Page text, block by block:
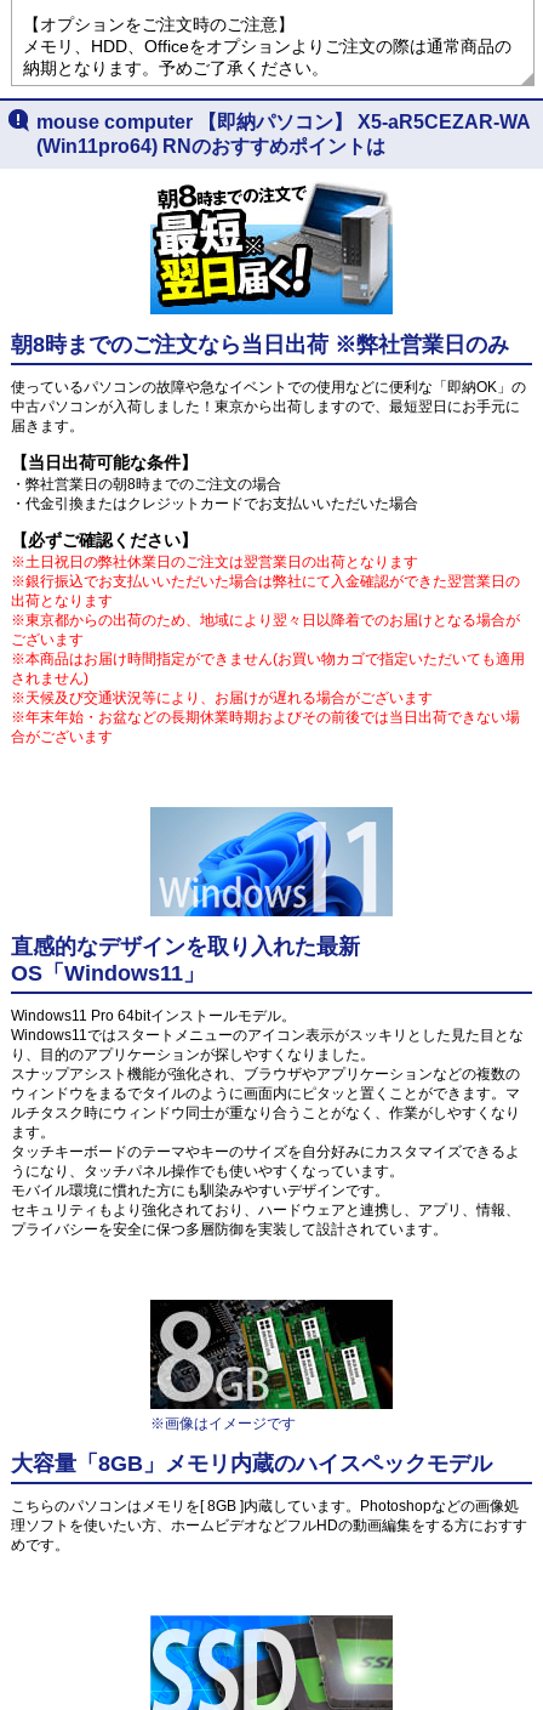
【オプションをご注文時のご注意】
メモリ、HDD、Officeをオプションよりご注文の際は通常商品の
納期となります。予めご了承ください。
mouse computer 【即納パソコン】 X5-aR5CEZAR-WA
(Win11pro64) RNのおすすめポイントは
朝8時までのご注文なら当日出荷 ※弊社営業日のみ
使っているパソコンの故障や急なイベントでの使用などに便利な「即納OK」の
中古パソコンが入荷しました！東京から出荷しますので、最短翌日にお手元に
届きます。
【当日出荷可能な条件】
・弊社営業日の朝8時までのご注文の場合
・代金引換またはクレジットカードでお支払いいただいた場合
【必ずご確認ください】
※土日祝日の弊社休業日のご注文は翌営業日の出荷となります
※銀行振込でお支払いいただいた場合は弊社にて入金確認ができた翌営業日の
出荷となります
※東京都からの出荷のため、地域により翌々日以降着でのお届けとなる場合が
ございます
※本商品はお届け時間指定ができません(お買い物カゴで指定いただいても適用
されません)
※天候及び交通状況等により、お届けが遅れる場合がございます
※年末年始・お盆などの長期休業時期およびその前後では当日出荷できない場
合がございます
直感的なデザインを取り入れた最新
OS「Windows11」
Windows11 Pro 64bitインストールモデル。
Windows11ではスタートメニューのアイコン表示がスッキリとした見た目とな
り、目的のアプリケーションが探しやすくなりました。
スナップアシスト機能が強化され、ブラウザやアプリケーションなどの複数の
ウィンドウをまるでタイルのように画面内にピタッと置くことができます。マ
ルチタスク時にウィンドウ同士が重なり合うことがなく、作業がしやすくなり
ます。
タッチキーボードのテーマやキーのサイズを自分好みにカスタマイズできるよ
うになり、タッチパネル操作でも使いやすくなっています。
モバイル環境に慣れた方にも馴染みやすいデザインです。
セキュリティもより強化されており、ハードウェアと連携し、アプリ、情報、
プライバシーを安全に保つ多層防御を実装して設計されています。
※画像はイメージです
大容量「8GB」メモリ内蔵のハイスペックモデル
こちらのパソコンはメモリを[ 8GB ]内蔵しています。Photoshopなどの画像処
理ソフトを使いたい方、ホームビデオなどフルHDの動画編集をする方におすす
めです。